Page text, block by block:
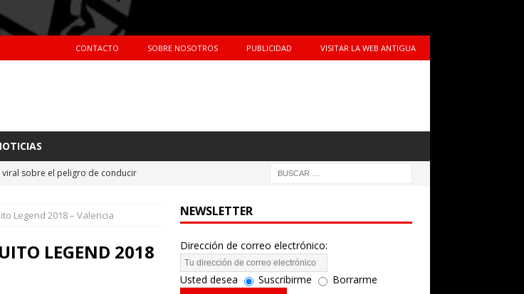
CONTACTO SOBRE NOSOTROS PUBLICIDAD VISITAR LA WEB ANTIGUA
sobre el peligro de conducir
Temporada 2018
NOTICIAS
2018
NOTICIAS
Legend 2018 – Valencia
LEGEND 2018
NEWSLETTER
Dirección de correo electrónico:
Usted desea Suscribirme Borrarme